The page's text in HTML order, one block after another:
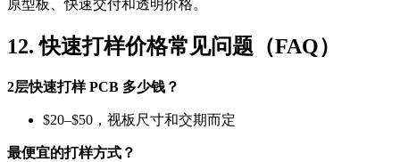
原型板、快速交付和透明价格。
12. 快速打样价格常见问题（FAQ）
2层快速打样 PCB 多少钱？
$20–$50，视板尺寸和交期而定
最便宜的打样方式？